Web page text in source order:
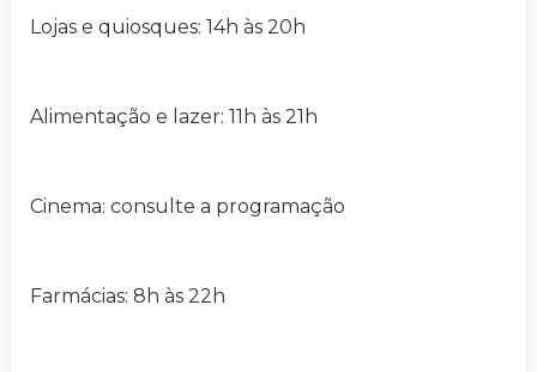
Lojas e quiosques: 14h às 20h
Alimentação e lazer: 11h às 21h
Cinema: consulte a programação
Farmácias: 8h às 22h